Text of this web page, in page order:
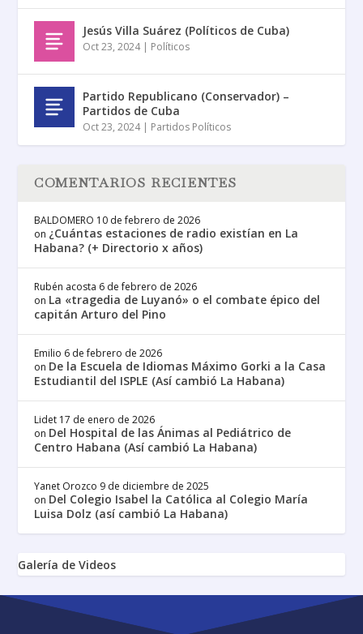
Jesús Villa Suárez (Políticos de Cuba)
Oct 23, 2024| Políticos
Partido Republicano (Conservador) –
Partidos de Cuba
Oct 23, 2024| Partidos Políticos
COMENTARIOS RECIENTES
BALDOMERO 10 de febrero de 2026
on ¿Cuántas estaciones de radio existían en La
Habana? (+ Directorio x años)
Rubén acosta 6 de febrero de 2026
on La «tragedia de Luyanó» o el combate épico del
capitán Arturo del Pino
Emilio 6 de febrero de 2026
on De la Escuela de Idiomas Máximo Gorki a la Casa
Estudiantil del ISPLE (Así cambió La Habana)
Lidet 17 de enero de 2026
on Del Hospital de las Ánimas al Pediátrico de
Centro Habana (Así cambió La Habana)
Yanet Orozco 9 de diciembre de 2025
on Del Colegio Isabel la Católica al Colegio María
Luisa Dolz (así cambió La Habana)
Galería de Videos